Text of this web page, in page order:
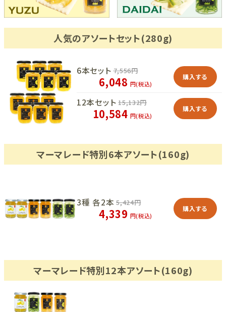
人気のアソートセット(280g)
6本セット 7,556円
6,048 円(税込)
購入する
12本セット 15,132円
10,584 円(税込)
購入する
マーマレード特別6本アソート(160g)
3種 各2本 5,424円
4,339 円(税込)
購入する
マーマレード特別12本アソート(160g)